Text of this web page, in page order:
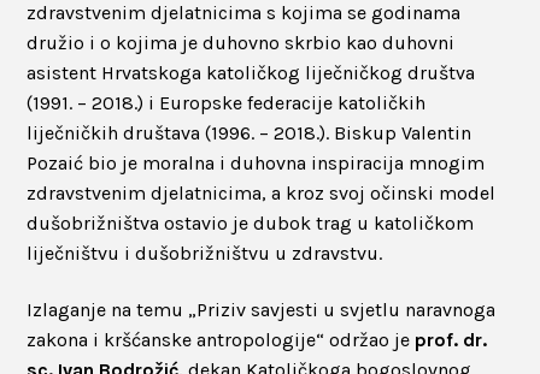
zdravstvenim djelatnicima s kojima se godinama
družio i o kojima je duhovno skrbio kao duhovni
asistent Hrvatskoga katoličkog liječničkog društva
(1991. – 2018.) i Europske federacije katoličkih
liječničkih društava (1996. – 2018.). Biskup Valentin
Pozaić bio je moralna i duhovna inspiracija mnogim
zdravstvenim djelatnicima, a kroz svoj očinski model
dušobrižništva ostavio je dubok trag u katoličkom
liječništvu i dušobrižništvu u zdravstvu.
Izlaganje na temu „Priziv savjesti u svjetlu naravnoga
zakona i kršćanske antropologije“ održao je prof. dr.